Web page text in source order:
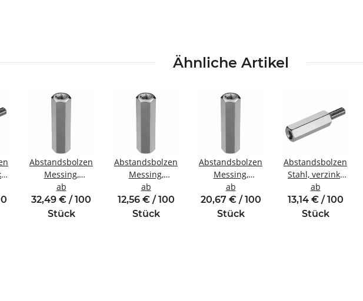
Ähnliche Artikel
Abstandsbolzen
Messing,
vernickelt
Innen/Innengewinde
M6 SW10
ab
32,49 € / 100
Stück
Abstandsbolzen
Messing,
vernickelt
Innen/Innengewinde
M4 SW7
ab
12,56 € / 100
Stück
Abstandsbolzen
Messing,
vernickelt
Innen/Innengewinde
M5 SW8
ab
20,67 € / 100
Stück
Abstandsbolzen
Stahl, verzinkt
Innen/Außengewinde
M4 SW8
ab
13,14 € / 100
Stück